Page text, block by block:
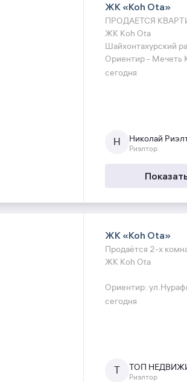
ЖК «Koh Ota»
ПРОДАЕТСЯ
ЖК Koh Ota
Шайхонтахурский
Ориентир - Мечеть
перекресток
Площадь - 45 кв.м
Состояние -
Потолки - 3.20
сегодня
Н Николай
Риэлтор
ЖК «Koh Ota»
Продаётся 2-х
ЖК Koh Ota
Ориентир:
Ота,
Общая площадь 57
Есть еще отдельна
сегодня
Т ТОП
Риэлтор